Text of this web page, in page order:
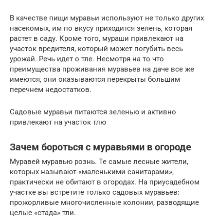
В качестве пищи муравьи используют не только других
насекомых, им по вкусу приходится зелень, которая
растет в саду. Кроме того, мураши привлекают на
участок вредителя, который может погубить весь
урожай. Речь идет о тле. Несмотря на то что
преимущества проживания муравьев на даче все же
имеются, они оказываются перекрыты большим
перечнем недостатков.
Садовые муравьи питаются зеленью и активно
привлекают на участок тлю
Зачем бороться с муравьями в огороде
Муравей муравью рознь. Те самые лесные жители,
которых называют «маленькими санитарами»,
практически не обитают в огородах. На приусадебном
участке вы встретите только садовых муравьев:
прожорливые многочисленные колонии, разводящие
целые «стада» тли.